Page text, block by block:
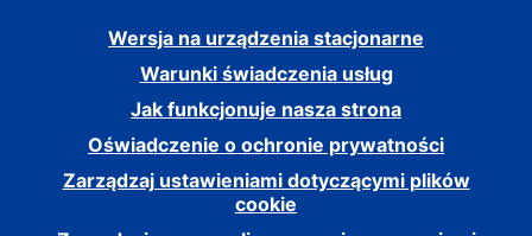
Wersja na urządzenia stacjonarne
Warunki świadczenia usług
Jak funkcjonuje nasza strona
Oświadczenie o ochronie prywatności
Zarządzaj ustawieniami dotyczącymi plików
cookie